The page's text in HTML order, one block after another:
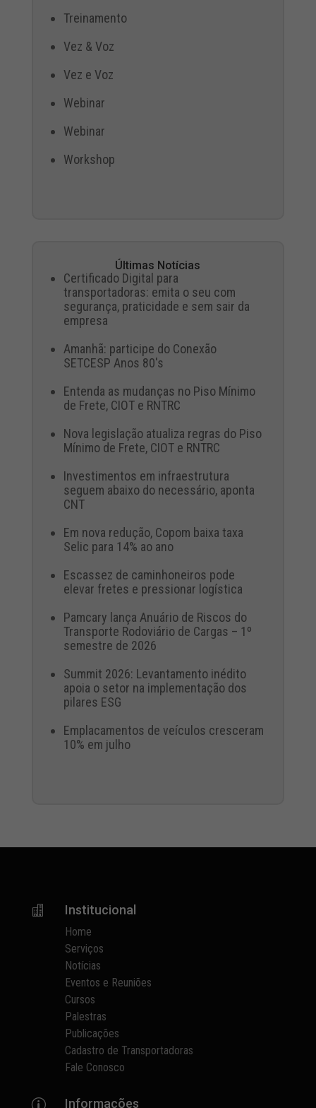
Treinamento
Vez & Voz
Vez e Voz
Webinar
Webinar
Workshop
Últimas Notícias
Certificado Digital para
transportadoras: emita o seu com
segurança, praticidade e sem sair da
empresa
Amanhã: participe do Conexão
SETCESP Anos 80's
Entenda as mudanças no Piso Mínimo
de Frete, CIOT e RNTRC
Nova legislação atualiza regras do Piso
Mínimo de Frete, CIOT e RNTRC
Investimentos em infraestrutura
seguem abaixo do necessário, aponta
CNT
Em nova redução, Copom baixa taxa
Selic para 14% ao ano
Escassez de caminhoneiros pode
elevar fretes e pressionar logística
Pamcary lança Anuário de Riscos do
Transporte Rodoviário de Cargas – 1º
semestre de 2026
Summit 2026: Levantamento inédito
apoia o setor na implementação dos
pilares ESG
Emplacamentos de veículos cresceram
10% em julho
 Institucional
Home
Serviços
Notícias
Eventos e Reuniões
Cursos
Palestras
Publicações
Cadastro de Transportadoras
Fale Conosco
p Informações